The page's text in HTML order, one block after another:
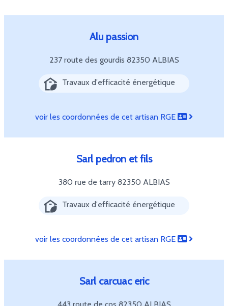
Alu passion
237 route des gourdis 82350 ALBIAS
Travaux d'efficacité énergétique
voir les coordonnées de cet artisan RGE
Sarl pedron et fils
380 rue de tarry 82350 ALBIAS
Travaux d'efficacité énergétique
voir les coordonnées de cet artisan RGE
Sarl carcuac eric